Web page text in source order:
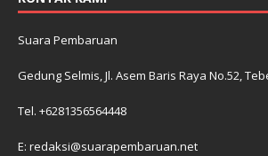
Suara Pembaruan
Gedung Selmis, Jl. Asem Baris Raya No.52,
Tel. +6281356564448
E: redaksi@suarapembaruan.net